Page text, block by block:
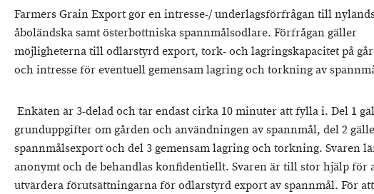
Farmers Grain Export gör en intresse-/ underlagsförfrågan till
åboländska samt österbottniska spannmålsodlare. Förfrågan gäller
möjligheterna till odlarstyrd export, tork- och lagringskapacitet på
och intresse för eventuell gemensam lagring och torkning av
Enkäten är 3-delad och tar endast cirka 10 minuter att fylla i. Del 1
grunduppgifter om gården och användningen av spannmål, del 2
spannmålsexport och del 3 gemensam lagring och torkning. Svaren
anonymt och de behandlas konfidentiellt. Svaren är till stor hjälp för
utvärdera förutsättningarna för odlarstyrd export av spannmål. För